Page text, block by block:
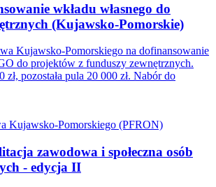
wkładu własnego do
(Kujawsko-Pomorskie)
Kujawsko-Pomorskiego na dofinansowanie
do projektów z funduszy zewnętrznych.
pozostała pula 20 000 zł. Nabór do
Kujawsko-Pomorskiego (PFRON)
zawodowa i społeczna osób
- edycja II